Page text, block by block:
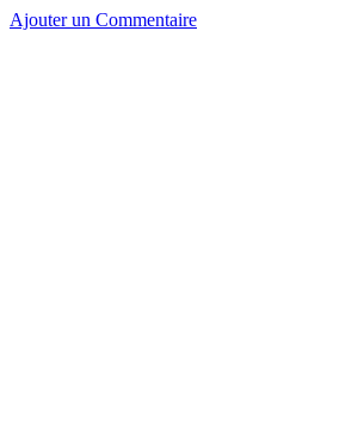
Ajouter un Commentaire